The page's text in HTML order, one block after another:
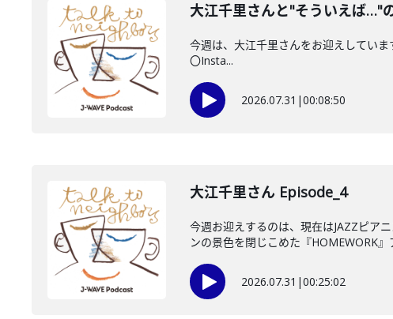
大江千里さんと"そういえば…"
今週は、大江千里さんをお迎えしてい
〇Insta...
2026.07.31 |00:08:50
大江千里さん Episode_4
今週お迎えするのは、現在はJAZZピア
ンの景色を閉じこめた『HOMEWORK』
2026.07.31 |00:25:02